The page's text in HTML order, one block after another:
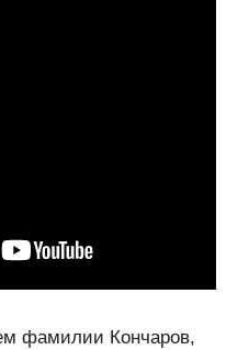
фамилии Кончаров,